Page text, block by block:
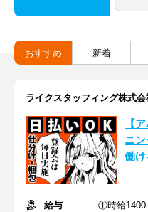
おすすめ 新着
ライクスタッフィング株式
【
ニ
働
給与
①時給1400